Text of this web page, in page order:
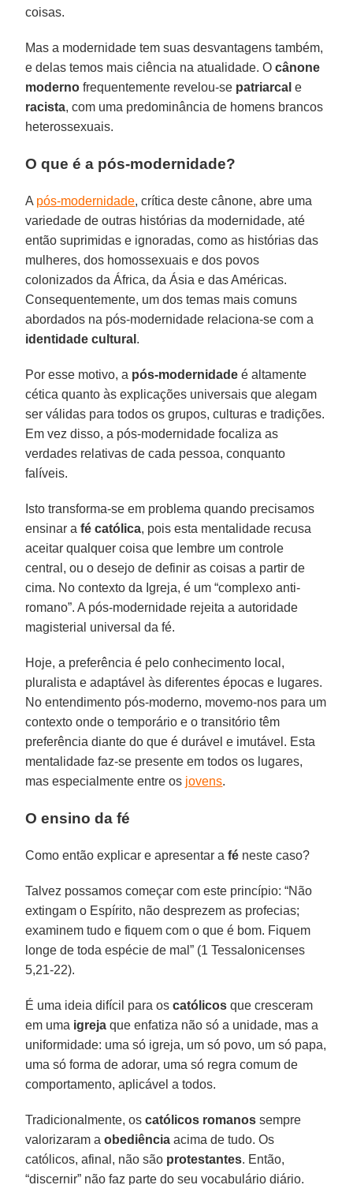
coisas.
Mas a modernidade tem suas desvantagens também,
e delas temos mais ciência na atualidade. Ocânone
moderno frequentemente revelou-se patriarcale
racista, com uma predominância de homens brancos
heterossexuais.
O que é a pós-modernidade?
A pós-modernidade, crítica deste cânone, abre uma
variedade de outras histórias da modernidade, até
então suprimidas e ignoradas, como as histórias das
mulheres, dos homossexuais e dos povos
colonizados da África, da Ásia e das Américas.
Consequentemente, um dos temas mais comuns
abordados na pós-modernidade relaciona-se com a
identidade cultural .
Por esse motivo, a pós-modernidade é altamente
cética quanto às explicações universais que alegam
ser válidas para todos os grupos, culturas e tradições.
Em vez disso, a pós-modernidade focaliza as
verdades relativas de cada pessoa, conquanto
falíveis.
Isto transforma-se em problema quando precisamos
ensinar afé católica, pois esta mentalidade recusa
aceitar qualquer coisa que lembre um controle
central, ou o desejo de definir as coisas a partir de
cima. No contexto da Igreja, é um “complexo anti-
romano”. A pós-modernidade rejeita a autoridade
magisterial universal da fé.
Hoje, a preferência é pelo conhecimento local,
pluralista e adaptável às diferentes épocas e lugares.
No entendimento pós-moderno, movemo-nos para um
contexto onde o temporário e o transitório têm
preferência diante do que é durável e imutável. Esta
mentalidade faz-se presente em todos os lugares,
mas especialmente entre os jovens.
O ensino da fé
Como então explicar e apresentar afé neste caso?
Talvez possamos começar com este princípio: “Não
extingam o Espírito, não desprezem as profecias;
examinem tudo e fiquem com o que é bom. Fiquem
longe de toda espécie de mal” (1 Tessalonicenses
5,21-22).
É uma ideia difícil para oscatólicos que cresceram
em uma igreja que enfatiza não só a unidade, mas a
uniformidade: uma só igreja, um só povo, um só papa,
uma só forma de adorar, uma só regra comum de
comportamento, aplicável a todos.
Tradicionalmente, oscatólicos romanos sempre
valorizaram aobediência acima de tudo. Os
católicos, afinal, não são protestantes. Então,
“discernir” não faz parte do seu vocabulário diário.